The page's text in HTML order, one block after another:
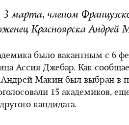
3 марта, членом
Красноярска Андрей
было вакантным с 6
Ассия Джебар. Как
Андрей Макин был выбран в
15 академиков,
кандидата.